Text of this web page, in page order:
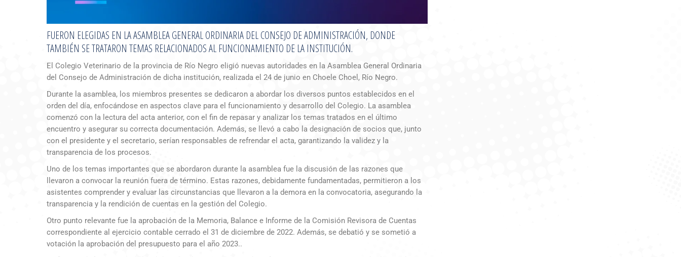
FUERON ELEGIDAS EN LA ASAMBLEA GENERAL ORDINARIA DEL CONSEJO DE ADMINISTRACIÓN, DONDE
TAMBIÉN SE TRATARON TEMAS RELACIONADOS AL FUNCIONAMIENTO DE LA INSTITUCIÓN.
El Colegio Veterinario de la provincia de Río Negro eligió nuevas autoridades en la Asamblea General Ordinaria
del Consejo de Administración de dicha institución, realizada el 24 de junio en Choele Choel, Río Negro.
Durante la asamblea, los miembros presentes se dedicaron a abordar los diversos puntos establecidos en el
orden del día, enfocándose en aspectos clave para el funcionamiento y desarrollo del Colegio. La asamblea
comenzó con la lectura del acta anterior, con el fin de repasar y analizar los temas tratados en el último
encuentro y asegurar su correcta documentación. Además, se llevó a cabo la designación de socios que, junto
con el presidente y el secretario, serían responsables de refrendar el acta, garantizando la validez y la
transparencia de los procesos.
Uno de los temas importantes que se abordaron durante la asamblea fue la discusión de las razones que
llevaron a convocar la reunión fuera de término. Estas razones, debidamente fundamentadas, permitieron a los
asistentes comprender y evaluar las circunstancias que llevaron a la demora en la convocatoria, asegurando la
transparencia y la rendición de cuentas en la gestión del Colegio.
Otro punto relevante fue la aprobación de la Memoria, Balance e Informe de la Comisión Revisora de Cuentas
correspondiente al ejercicio contable cerrado el 31 de diciembre de 2022. Además, se debatió y se sometió a
votación la aprobación del presupuesto para el año 2023..